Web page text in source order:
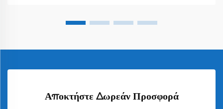
Αποκτήστε Δωρεάν Προσφορά